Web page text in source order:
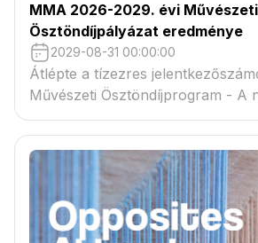
MMA 2026-2029. évi Művészeti
Ösztöndíjpályázat eredménye
2029-08-31 00:00:00
Átlépte a tízezres
Művészeti Ösztöndíjprogram - A
tartaléklistás pályázók névsora
csatolmányban